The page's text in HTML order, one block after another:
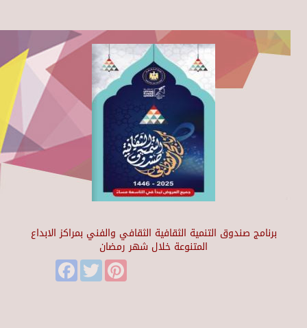
برنامج صندوق التنمية الثقافية الثقافي والفني بمراكز الابداع
المتنوعة خلال شهر رمضان
FacebookTwitter